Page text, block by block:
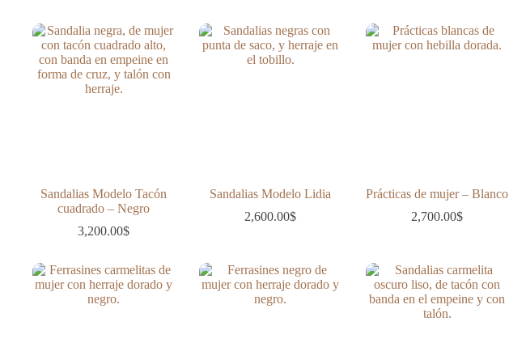
Sandalias Modelo Tacón
cuadrado – Negro
3,200.00$
Sandalias Modelo Lidia
2,600.00$
Prácticas de mujer – Blanco
2,700.00$